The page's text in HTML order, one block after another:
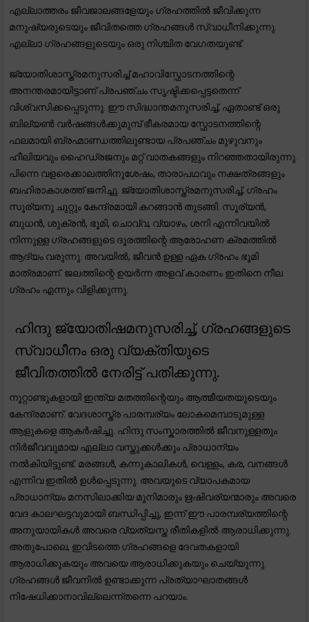
എല്ലാത്തരം ജീവജാലങ്ങളേയും ഗ്രഹത്തിൽ ജീവിക്കുന്ന
മനുഷ്യരുടെയും ജീവിതത്തെ ഗ്രഹങ്ങൾ സ്വാധീനിക്കുന്നു.
എല്ലാ ഗ്രഹങ്ങളുടെയും ഒരു നിശ്ചിത വേഗതയുണ്ട്.
ജ്യോതിശാസ്ത്രമനുസരിച്ച് മഹാവിസ്ഫോടനത്തിന്റെ
അനന്തരമായിട്ടാണ് പ്രപഞ്ചം സൃഷ്ടിക്കപ്പെട്ടതെന്ന്
വിശ്വസിക്കപ്പെടുന്നു. ഈ സിദ്ധാന്തമനുസരിച്ച്, ഏതാണ്ട് ഒരു
ബില്യൺ വർഷങ്ങൾക്കുമുമ്പ് ഭീകരമായ സ്ഫോടനത്തിന്റെ
ഫലമായി ബ്രഹ്മാണ്ഡത്തിലുണ്ടായ പ്രപഞ്ചം മുഴുവനും
ഹീലിയവും ഹൈഡ്രജനും മറ്റ് വാതകങ്ങളും നിറഞ്ഞതായിരുന്നു.
പിന്നെ വളരെക്കാലത്തിനുശേഷം, താരാപഥവും നക്ഷത്രങ്ങളും
ബഹിരാകാശത്ത് ജനിച്ചു. ജ്യോതിശാസ്ത്രമനുസരിച്ച്, ഗ്രഹം
സൂര്യനു ചുറ്റും കേന്ദ്രമായി കറങ്ങാൻ തുടങ്ങി. സൂര്യൻ,
ബുധൻ, ശുക്രൻ, ഭൂമി, ചൊവ്വ, വ്യാഴം, ശനി എന്നിവയിൽ
നിന്നുള്ള ഗ്രഹങ്ങളുടെ ദൂരത്തിന്റെ ആരോഹണ ക്രമത്തിൽ
ആദ്യം വരുന്നു. അവയിൽ, ജീവൻ ഉള്ള ഏക ഗ്രഹം ഭൂമി
മാത്രമാണ്. ജലത്തിന്റെ ഉയർന്ന അളവ് കാരണം ഇതിനെ നീല
ഗ്രഹം എന്നും വിളിക്കുന്നു.
ഹിന്ദു ജ്യോതിഷമനുസരിച്ച്, ഗ്രഹങ്ങളുടെ
സ്വാധീനം ഒരു വ്യക്തിയുടെ
ജീവിതത്തിൽ നേരിട്ട് പതിക്കുന്നു.
നൂറ്റാണ്ടുകളായി ഇന്ത്യ മതത്തിന്റെയും ആത്മീയതയുടെയും
കേന്ദ്രമാണ്. വേദശാസ്ത്ര പാരമ്പര്യം ലോകമെമ്പാടുമുള്ള
ആളുകളെ ആകർഷിച്ചു. ഹിന്ദു സംസ്കാരത്തിൽ ജീവനുള്ളതും
നിർജീവവുമായ എല്ലാ വസ്തുക്കൾക്കും പ്രാധാന്യം
നൽകിയിട്ടുണ്ട്. മരങ്ങൾ, കന്നുകാലികൾ, വെള്ളം, കര, വനങ്ങൾ
എന്നിവ ഇതിൽ ഉൾപ്പെടുന്നു. അവയുടെ വ്യാപകമായ
പ്രാധാന്യം മനസിലാക്കിയ മുനിമാരും ഋഷിവര്യന്മാരും അവരെ
വേദ കാലഘട്ടവുമായി ബന്ധിപ്പിച്ചു, ഇന്ന് ഈ പാരമ്പര്യത്തിന്റെ
അനുയായികൾ അവരെ വ്യത്യസ്ത രീതികളിൽ ആരാധിക്കുന്നു.
അതുപോലെ, ഇവിടത്തെ ഗ്രഹങ്ങളെ ദേവതകളായി
ആരാധിക്കുകയും അവയെ ആരാധിക്കുകയും ചെയ്യുന്നു.
ഗ്രഹങ്ങൾ ജീവനിൽ ഉണ്ടാക്കുന്ന പ്രത്യാഘാതങ്ങൾ
നിഷേധിക്കാനാവില്ലെന്ന്തന്നെ പറയാം.